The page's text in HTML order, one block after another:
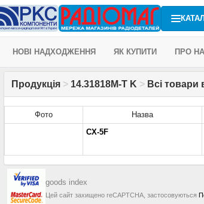
НОВІ НАДХОДЖЕННЯ ЯК КУПИТИ ПРО
Продукція > 14.31818M-T K > Всі товари
Фото Назва
CX-5F
goods index
Цей сайт захищено reCAPTCHA, застосовуються